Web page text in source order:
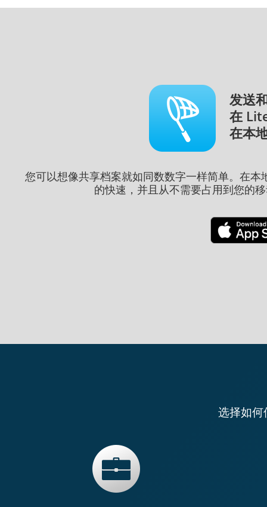
发送
在
在本
您可以想像共享档案就如同数数字一样简单。在
的快速，并且从不需要占用到您的
选择如